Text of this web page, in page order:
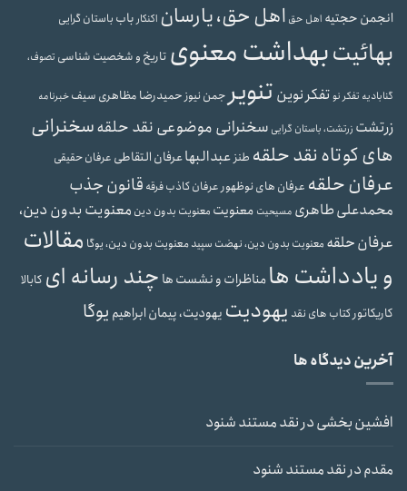
انجمن حجتیه اهل حق اهل حق، یارسان اکنکارباب باستان گرایی
بهائیتبهداشت معنوی تاریخ و شخصیت شناسی تصوف،
گنابادیه تفکر نوتفکر نوین تنویرجمن نیوزحمیدرضا مظاهری سیفخبرنامه
زرتشت زرتشت، باستان گرایی سخنرانی موضوعی نقد حلقهسخنرانی
های کوتاه نقد حلقه طنزعبدالبهاعرفان التقاطی عرفان حقیقی
عرفان حلقه عرفان های نوظهورعرفان کاذبفرقه قانون جذب
محمدعلی طاهری مسیحیت معنویت معنویت بدون دین معنویت بدون دین،
عرفان حلقه معنویت بدون دین، نهضت سپیدمعنویت بدون دین، یوگا مقالات
و یادداشت هامناظرات و نشست ها چند رسانه ای کابالا
کاریکاتورکتاب های نقد یهودیت یهودیت، پیمان ابراهیم یوگا
آخرین دیدگاه ها
افشین بخشیدرنقد مستند شنود
مقدمدرنقد مستند شنود